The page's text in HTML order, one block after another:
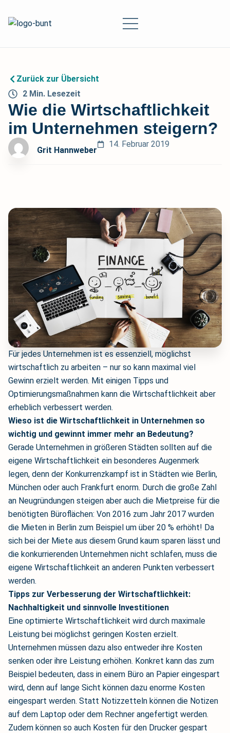
Zurück zur Übersicht
2 Min.Lesezeit
Wie die Wirtschaftlichkeit
im Unternehmen steigern?
Grit Hannweber
14. Februar 2019
Für jedes Unternehmen ist es essenziell, möglichst
wirtschaftlich zu arbeiten – nur so kann maximal viel
Gewinn erzielt werden. Mit einigen Tipps und
Optimierungsmaßnahmen kann die Wirtschaftlichkeit aber
erheblich verbessert werden.
Wieso ist die Wirtschaftlichkeit in Unternehmen so
wichtig und gewinnt immer mehr an Bedeutung?
Gerade Unternehmen in größeren Städten sollten auf die
eigene Wirtschaftlichkeit ein besonderes Augenmerk
legen, denn der Konkurrenzkampf ist in Städten wie Berlin,
München oder auch Frankfurt enorm. Durch die große Zahl
an Neugründungen steigen aber auch die Mietpreise für die
benötigten Büroflächen: Von 2016 zum Jahr 2017 wurden
die Mieten in Berlin zum Beispiel um über 20 % erhöht! Da
sich bei der Miete aus diesem Grund kaum sparen lässt und
die konkurrierenden Unternehmen nicht schlafen, muss die
eigene Wirtschaftlichkeit an anderen Punkten verbessert
werden.
Tipps zur Verbesserung der Wirtschaftlichkeit:
Nachhaltigkeit und sinnvolle Investitionen
Eine optimierte Wirtschaftlichkeit wird durch maximale
Leistung bei möglichst geringen Kosten erzielt.
Unternehmen müssen dazu also entweder ihre Kosten
senken oder ihre Leistung erhöhen. Konkret kann das zum
Beispiel bedeuten, dass in einem Büro an Papier eingespart
wird, denn auf lange Sicht können dazu enorme Kosten
eingespart werden. Statt Notizzetteln können die Notizen
auf dem Laptop oder dem Rechner angefertigt werden.
Zudem können so auch Kosten für den Drucker gespart